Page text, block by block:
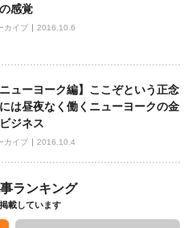
感覚
カイブ 2016.10.6
ニューヨーク編】ここぞという正念
は昼夜なく働くニューヨークの金
ジネス
カイブ 2016.10.4
ランキング
載しています